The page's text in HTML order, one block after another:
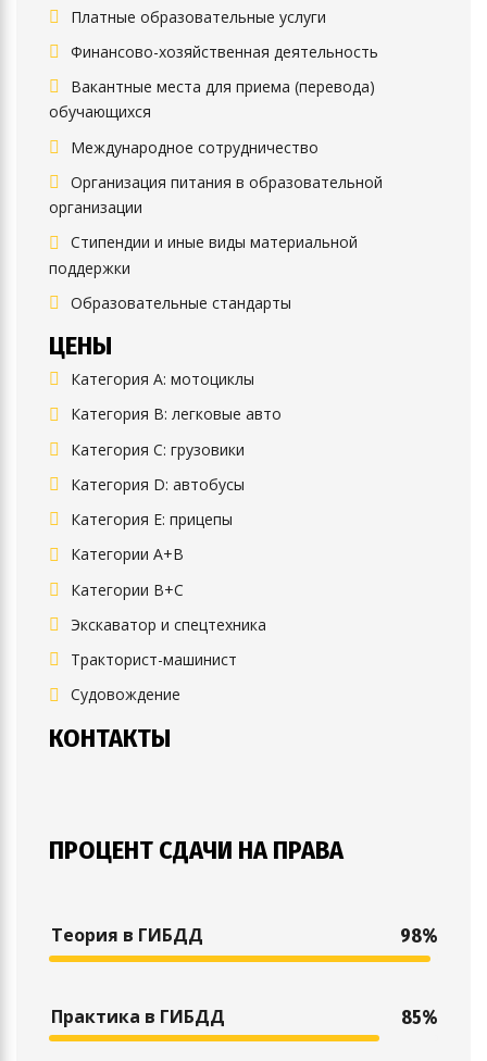
Платные образовательные услуги
Финансово-хозяйственная деятельность
Вакантные места для приема (перевода)
обучающихся
Международное сотрудничество
Организация питания в образовательной
организации
Стипендии и иные виды материальной
поддержки
Образовательные стандарты
ЦЕНЫ
Категория A: мотоциклы
Категория B: легковые авто
Категория C: грузовики
Категория D: автобусы
Категория E: прицепы
Категории A+B
Категории B+C
Экскаватор и спецтехника
Тракторист-машинист
Судовождение
КОНТАКТЫ
ПРОЦЕНТ СДАЧИ НА ПРАВА
Теория в ГИБДД 98%
Практика в ГИБДД 85%